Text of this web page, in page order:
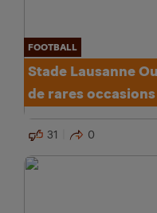
FOOTBALL
Stade Lausanne
de rares occasions
31 0